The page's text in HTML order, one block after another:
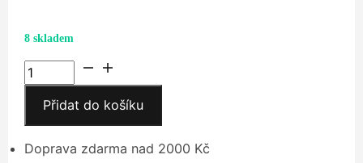
8 skladem
Christopher
Robin,
Adventurer
množství
Přidat do košíku
Doprava zdarma nad 2000 Kč